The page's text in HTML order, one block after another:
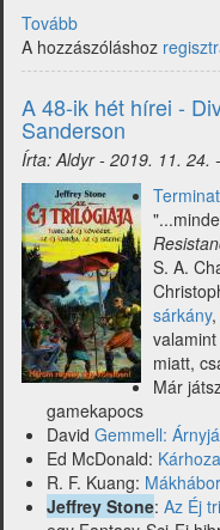
Tovább
a
49-
ik
hét
-
Conan,
Tolkien
és
Witcher)
A hozzászóláshoz
A 48-ik hét hírei -
Sanderson
Írta:Aldyr- 2019. 11. 24.
S. A.
sárkány
miatt,
Már
gamekapocs
David Gemmell:
Ed McDonald:
R. F. Kuang:
Jeffrey Stone: Az Éj